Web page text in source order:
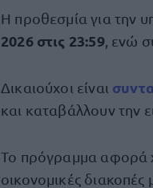
Η προθεσμία για την
2026 στις 23:59, ενώ
Δικαιούχοι είναι
και καταβάλλουν την
Το πρόγραμμα αφορά
οικονομικές